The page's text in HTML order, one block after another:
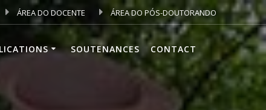
ÁREA DO DOCENTE ÁREA DO PÓS-DOUTORANDO
SOUTENANCES CONTACT